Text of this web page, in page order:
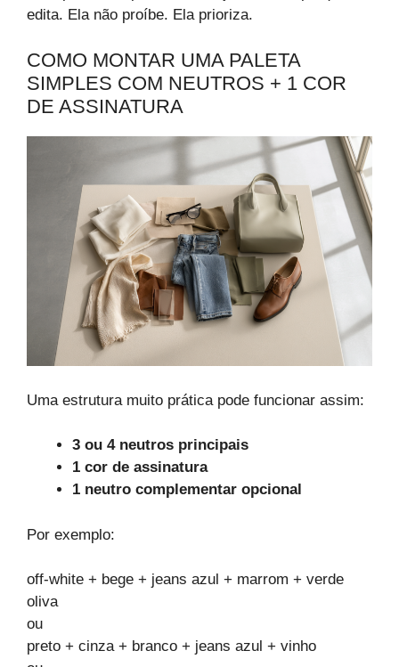
edita. Ela não proíbe. Ela prioriza.
COMO MONTAR UMA PALETA
SIMPLES COM NEUTROS + 1 COR
DE ASSINATURA
Uma estrutura muito prática pode funcionar assim:
3 ou 4 neutros principais
1 cor de assinatura
1 neutro complementar opcional
Por exemplo:
off-white + bege + jeans azul + marrom + verde
oliva
ou
preto + cinza + branco + jeans azul + vinho